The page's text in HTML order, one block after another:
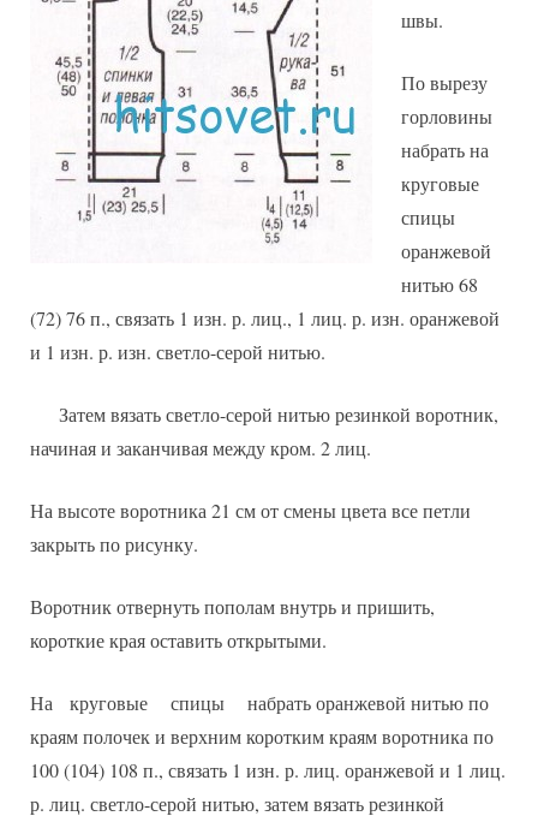
швы.
По вырезу
горловины
набрать на
круговые
спицы
оранжевой
нитью 68
(72) 76 п., связать 1 изн. р. лиц., 1 лиц. р. изн. оранжевой
и 1 изн. р. изн. светло-серой нитью.
Затем вязать светло-серой нитью резинкой воротник,
начиная и заканчивая между кром. 2 лиц.
На высоте воротника 21 см от смены цвета все петли
закрыть по рисунку.
Воротник отвернуть пополам внутрь и пришить,
короткие края оставить открытыми.
На круговые спицы набрать оранжевой нитью по
краям полочек и верхним коротким краям воротника по
100 (104) 108 п., связать 1 изн. р. лиц. оранжевой и 1 лиц.
р. лиц. светло-серой нитью, затем вязать резинкой